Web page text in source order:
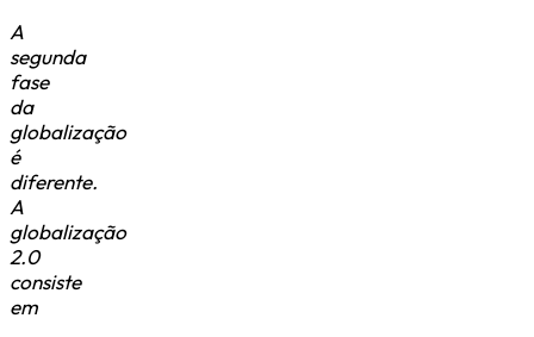
A
segunda
fase
da
globalização
é
diferente.
A
globalização
2.0
consiste
em